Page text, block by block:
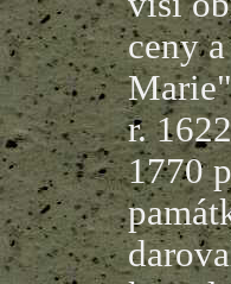
ceny
r.
1770